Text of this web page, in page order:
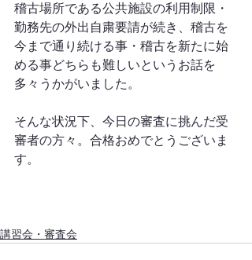
稽古場所である公共施設の利用制限・
勤務先の外出自粛要請が続き、稽古を
今まで通り続ける事・稽古を新たに始
める事どちらも難しいというお話を
多々うかがいました。
そんな状況下、今日の審査に挑んだ受
審者の方々。合格おめでとうございま
す。
講習会・審査会